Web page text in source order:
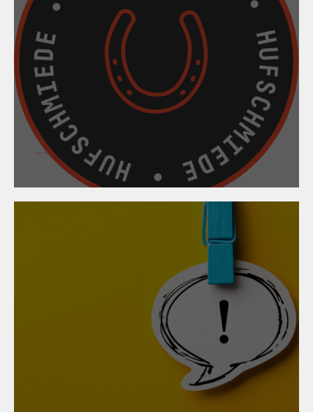
13. März 2024
Hufbeschlagskurs
BUAG-Novelle: Gewerbe
und Handwerk begrüßen
mehr Rechtssicherheit für